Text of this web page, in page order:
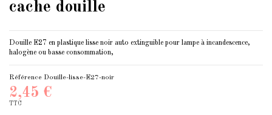
cache douille
Douille E27 en plastique lisse noir auto extinguible pour lampe à incandescence,
halogène ou basse consommation,
Référence Douille-lisse-E27-noir
2,45 €
TTC